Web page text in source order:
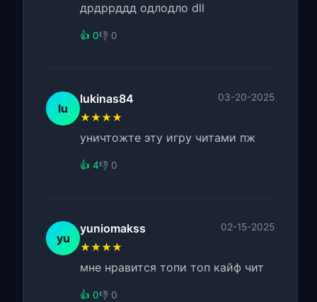
дрдррддд одлодло dll
👍 0👎 0
lu
lukinas84 03-20-2025
★★★★
уничтожте эту игру читами пж
👍 4👎 0
yu
yuniomakss 02-15-2025
★★★★
мне нравится топи топ кайф чит
👍 0👎 0